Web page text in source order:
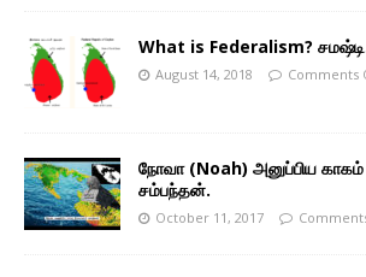
What is Federalism?
August 14, 2018 Comments
நோவா (Noah) அனுப்பிய
சம்பந்தன்.
October 11, 2017